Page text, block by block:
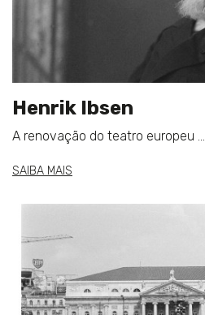
Henrik Ibsen
A renovação do teatro europeu ...
SAIBA MAIS